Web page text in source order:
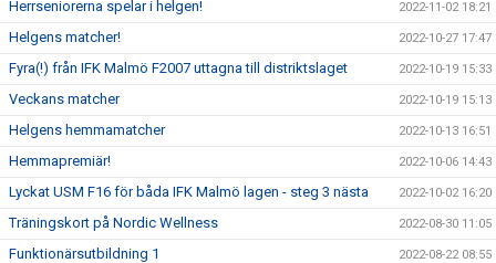
Herrseniorerna spelar i helgen! 2022-11-02 18:21
Helgens matcher! 2022-10-27 17:47
Fyra(!) från IFK Malmö F2007 uttagna till distriktslaget 2022-10-19 15:33
Veckans matcher 2022-10-19 15:13
Helgens hemmamatcher 2022-10-13 16:51
Hemmapremiär! 2022-10-06 14:43
Lyckat USM F16 för båda IFK Malmö lagen - steg 3 nästa 2022-10-02 16:20
Träningskort på Nordic Wellness 2022-08-30 11:05
Funktionärsutbildning 1 2022-08-22 08:55